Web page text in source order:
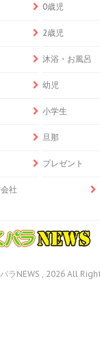
0歳児
2歳児
沐浴・お風呂
幼児
小学生
旦那
プレゼント
社
ラNEWS , 2026 All